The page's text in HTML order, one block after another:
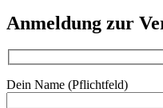
Anmeldung zur
Dein Name (Pflichtfeld)